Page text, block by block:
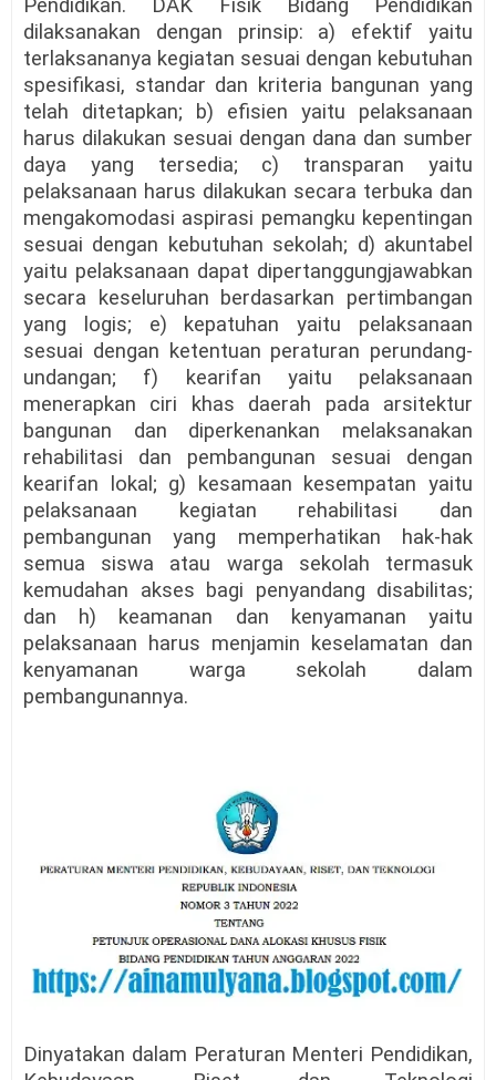
Pendidikan. DAK Fisik Bidang Pendidikan
dilaksanakan dengan prinsip: a) efektif yaitu
terlaksananya kegiatan sesuai dengan kebutuhan
spesifikasi, standar dan kriteria bangunan yang
telah ditetapkan; b) efisien yaitu pelaksanaan
harus dilakukan sesuai dengan dana dan sumber
daya yang tersedia; c) transparan yaitu
pelaksanaan harus dilakukan secara terbuka dan
mengakomodasi aspirasi pemangku kepentingan
sesuai dengan kebutuhan sekolah; d) akuntabel
yaitu pelaksanaan dapat dipertanggungjawabkan
secara keseluruhan berdasarkan pertimbangan
yang logis; e) kepatuhan yaitu pelaksanaan
sesuai dengan ketentuan peraturan perundang-
undangan; f) kearifan yaitu pelaksanaan
menerapkan ciri khas daerah pada arsitektur
bangunan dan diperkenankan melaksanakan
rehabilitasi dan pembangunan sesuai dengan
kearifan lokal; g) kesamaan kesempatan yaitu
pelaksanaan kegiatan rehabilitasi dan
pembangunan yang memperhatikan hak-hak
semua siswa atau warga sekolah termasuk
kemudahan akses bagi penyandang disabilitas;
dan h) keamanan dan kenyamanan yaitu
pelaksanaan harus menjamin keselamatan dan
kenyamanan warga sekolah dalam
pembangunannya.
Dinyatakan dalam Peraturan Menteri Pendidikan,